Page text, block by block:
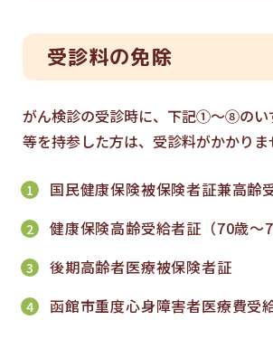
受診料の免除
がん検診の受診時に、下記①～⑧のい
等を持参した方は、受診料がかかりま
国民健康保険被保険者証兼高齢
健康保険高齢受給者証（70歳〜
後期高齢者医療被保険者証
函館市重度心身障害者医療費受